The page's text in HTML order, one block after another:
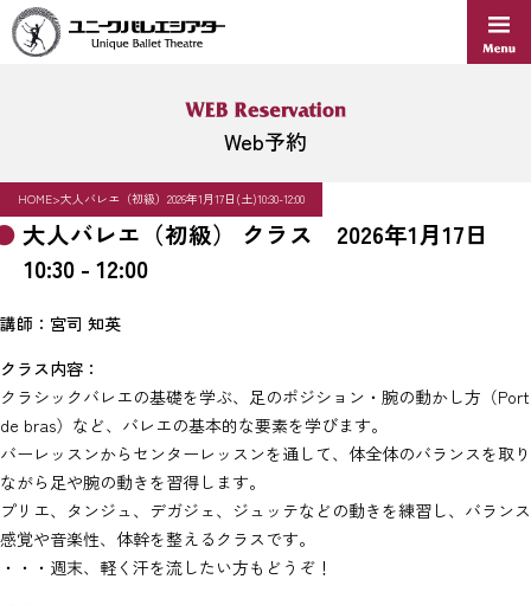
Web予約
HOME>大人バレエ（初級）2026年1月17日(土)10:30-12:00
大人バレエ（初級） クラス 2026年1月17日
10:30 - 12:00
講師：宮司 知英
クラス内容：
クラシックバレエの基礎を学ぶ、足のポジション・腕の動かし方（Port
de bras）など、バレエの基本的な要素を学びます。
バーレッスンからセンターレッスンを通して、体全体のバランスを取り
ながら足や腕の動きを習得します。
プリエ、タンジュ、デガジェ、ジュッテなどの動きを練習し、バランス
感覚や音楽性、体幹を整えるクラスです。
・・・週末、軽く汗を流したい方もどうぞ！